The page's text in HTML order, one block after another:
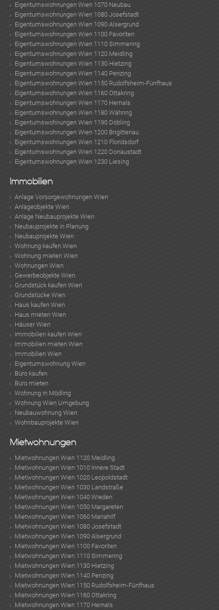
Eigentumswohnungen Wien 1070 Neubau
Eigentumswohnungen Wien 1080 Josefstadt
Eigentumswohnungen Wien 1090 Alsergrund
Eigentumswohnungen Wien 1100 Favoriten
Eigentumswohnungen Wien 1110 Simmering
Eigentumswohnungen Wien 1120 Meidling
Eigentumswohnungen Wien 1130 Hietzing
Eigentumswohnungen Wien 1140 Penzing
Eigentumswohnungen Wien 1150 Rudolfsheim-Fünfhaus
Eigentumswohnungen Wien 1160 Ottakring
Eigentumswohnungen Wien 1170 Hernals
Eigentumswohnungen Wien 1180 Währing
Eigentumswohnungen Wien 1190 Döbling
Eigentumswohnungen Wien 1200 Brigittenau
Eigentumswohnungen Wien 1210 Floridsdorf
Eigentumswohnungen Wien 1220 Donaustadt
Eigentumswohnungen Wien 1230 Liesing
Immobilien
Anlage Vorsorgewohnungen Wien
Anlageobjekte Wien
Anlage Neubauprojekte Wien
Neubauprojekte in Planung
Neubauprojekte Wien
Wohnung kaufen Wien
Wohnung mieten Wien
Wohnungen Wien
Gewerbeobjekte Wien
Grundstück kaufen Wien
Grundstücke Wien
Haus kaufen Wien
Haus mieten Wien
Häuser Wien
Immobilien kaufen Wien
Immobilien mieten Wien
Immobilien Wien
Eigentumswohnung Wien
Büro kaufen
Büro mieten
Wohnung in Mödling
Wohnung Wien Umgebung
Neubauwohnung Wien
Wohnbauprojekte Wien
Mietwohnungen
Mietwohnungen Wien 1120 Meidling
Mietwohnungen Wien 1010 Innere Stadt
Mietwohnungen Wien 1020 Leopoldstadt
Mietwohnungen Wien 1030 Landstraße
Mietwohnungen Wien 1040 Wieden
Mietwohnungen Wien 1050 Margareten
Mietwohnungen Wien 1060 Mariahilf
Mietwohnungen Wien 1080 Josefstadt
Mietwohnungen Wien 1090 Alsergrund
Mietwohnungen Wien 1100 Favoriten
Mietwohnungen Wien 1110 Simmering
Mietwohnungen Wien 1130 Hietzing
Mietwohnungen Wien 1140 Penzing
Mietwohnungen Wien 1150 Rudolfsheim-Fünfhaus
Mietwohnungen Wien 1160 Ottakring
Mietwohnungen Wien 1170 Hernals